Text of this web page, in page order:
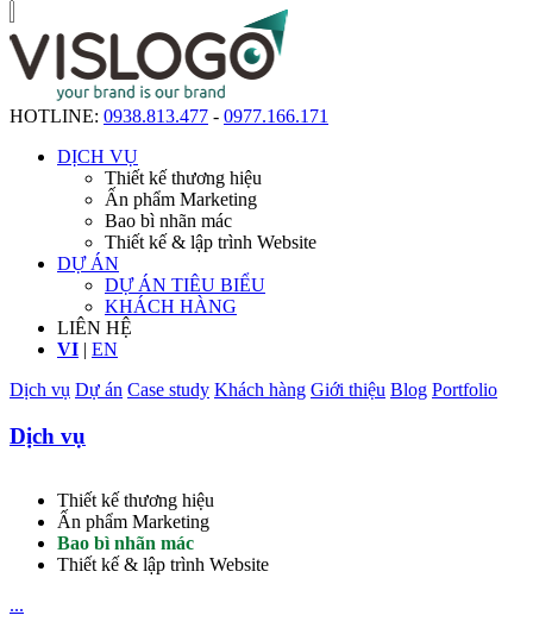
HOTLINE: 0938.813.477 - 0977.166.171
DỊCH VỤ
Thiết kế thương hiệu
Ấn phẩm Marketing
Bao bì nhãn mác
Thiết kế & lập trình Website
DỰ ÁN
DỰ ÁN TIÊU BIỂU
KHÁCH HÀNG
LIÊN HỆ
VI | EN
Dịch vụ Dự án Case study Khách hàng Giới thiệu Blog Portfolio
Dịch vụ
Thiết kế thương hiệu
Ấn phẩm Marketing
Bao bì nhãn mác
Thiết kế & lập trình Website
...